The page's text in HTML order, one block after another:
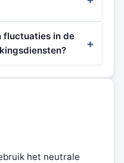
fluctuaties in de
het neutrale